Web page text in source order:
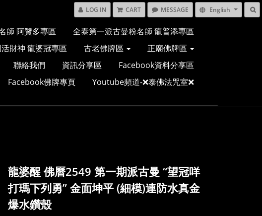
LOG IN CART MESSAGE English
師 阿贊多專區
全泰第一派古曼粉名師 龍普添專區
財神 龍婆冠專區 古老佛牌區
正廟佛牌區
聯絡我們 資訊分享區
Facebook資料分享區
Facebook佛牌專頁
Youtube頻道-❌泰佛法咒室❌
龍婆醒 佛曆2549 第一期派古曼 “望冠咩
打瑪下列勇” 金面坤平 (細模)連防水真金
爆水鑽殼